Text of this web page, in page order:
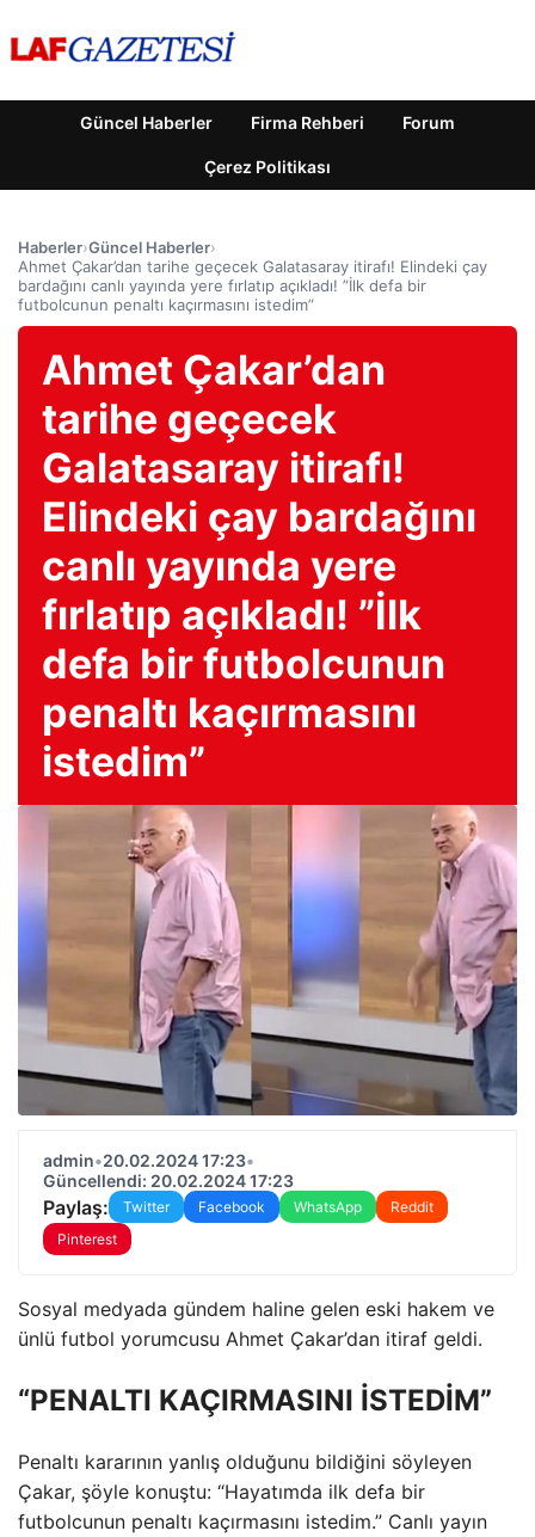
Güncel Haberler Firma Rehberi Forum
Çerez Politikası
Haberler›Güncel Haberler›
Ahmet Çakar’dan tarihe geçecek Galatasaray itirafı! Elindeki çay
bardağını canlı yayında yere fırlatıp açıkladı! ”İlk defa bir
futbolcunun penaltı kaçırmasını istedim”
Ahmet Çakar’dan
tarihe geçecek
Galatasaray itirafı!
Elindeki çay bardağını
canlı yayında yere
fırlatıp açıkladı! ”İlk
defa bir futbolcunun
penaltı kaçırmasını
istedim”
admin•20.02.2024 17:23•
Güncellendi: 20.02.2024 17:23
Paylaş: Twitter Facebook WhatsApp
Reddit
Pinterest
Sosyal medyada gündem haline gelen eski hakem ve
ünlü futbol yorumcusu Ahmet Çakar’dan itiraf geldi.
“PENALTI KAÇIRMASINI İSTEDİM”
Penaltı kararının yanlış olduğunu bildiğini söyleyen
Çakar, şöyle konuştu: “Hayatımda ilk defa bir
futbolcunun penaltı kaçırmasını istedim.” Canlı yayın